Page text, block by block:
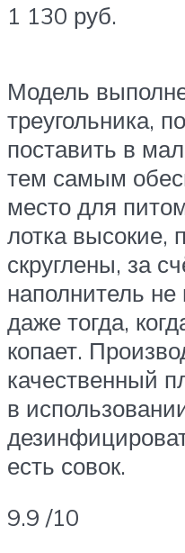
1 130 руб.
Модель
треугольника,
поставить в
тем самым
место для
лотка высокие,
скруглены, за
наполнитель
даже тогда,
копает.
качественный
в
есть совок.
9.9 /10